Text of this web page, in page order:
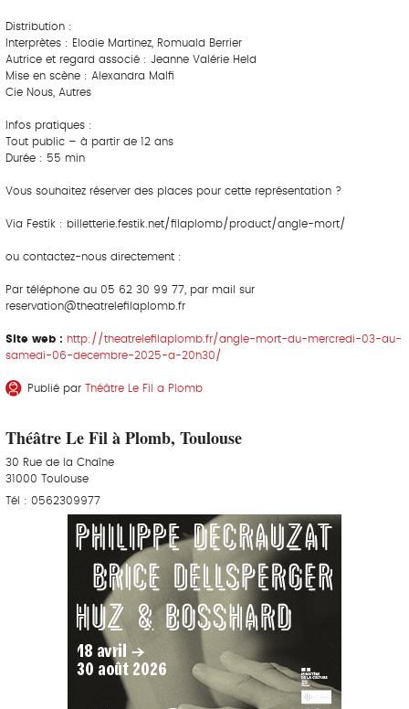
Distribution :
Interprètes : Elodie Martinez, Romuald Berrier
Autrice et regard associé : Jeanne Valérie Held
Mise en scène : Alexandra Malfi
Cie Nous, Autres
Infos pratiques :
Tout public – à partir de 12 ans
Durée : 55 min
Vous souhaitez réserver des places pour cette représentation ?
Via Festik : billetterie.festik.net/filaplomb/product/angle-mort/
ou contactez-nous directement :
Par téléphone au 05 62 30 99 77, par mail sur
reservation@theatrelefilaplomb.fr
Site web : http://theatrelefilaplomb.fr/angle-mort-du-mercredi-03-au-
samedi-06-decembre-2025-a-20h30/
Publié par Théâtre Le Fil a Plomb
Théâtre Le Fil à Plomb, Toulouse
30 Rue de la Chaîne
31000 Toulouse
Tél : 0562309977